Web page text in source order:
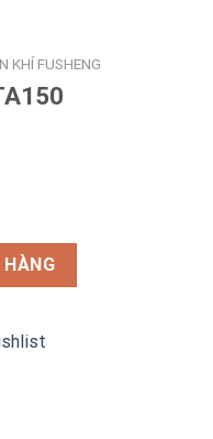
KHÍ FUSHENG
HÀNG